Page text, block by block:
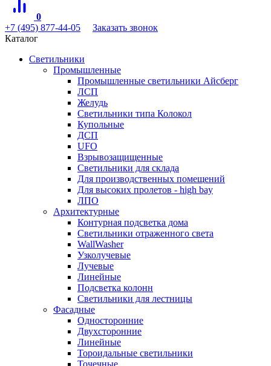
0
+7 (495) 877-44-05
Заказать звонок
Каталог
Светильники
Промышленные
Промышленные светильники Айсберг
ЛСП
Желудь
Светильники типа Колокол
Купольные
ДСП
UFO
Взрывозащищенные
Светильники для склада
Для производственных помещений
Для высоких пролетов - high bay
ЛПО
Архитектурные
Контурная подсветка дома
Светильники отраженного света
WallWasher
Узколучевые
Лучевые
Линейные
Подсветка колонн
Светильники для лестницы
Фасадные
Односторонние
Двухсторонние
Линейные
Тороидальные светильники
Точечные